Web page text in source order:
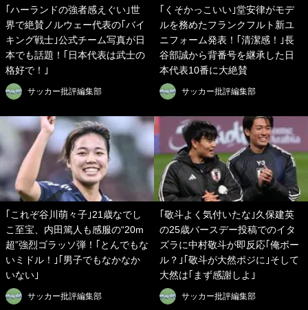
｢ハーランドの強者感えぐい｣世
界で絶賛ノルウェー代表の｢バイ
キング戦士｣公式チーム写真が日
本でも話題！｢日本代表は武士の
格好で！｣
サッカー批評編集部
｢くそかっこいい｣堂安律がモデ
ルを務めたフランクフルト新ユ
ニフォーム発表！｢清潔感！｣長
谷部誠から背番号を継承した日
本代表10番に大絶賛
サッカー批評編集部
｢これぞ谷川萌々子｣21歳なでし
こ至宝、内田篤人も感服の“20m
超”強烈ゴラッソ弾！｢とんでもな
いミドル！｣｢男子でもなかなか
いない｣
サッカー批評編集部
｢敬斗よく気付いたな｣久保建英
の25歳バースデー投稿でのイタ
ズラに中村敬斗が即反応｢俺ボー
ル？｣｢敬斗が大然ポジに｣そして
大然は｢まず感謝しよ｣
サッカー批評編集部